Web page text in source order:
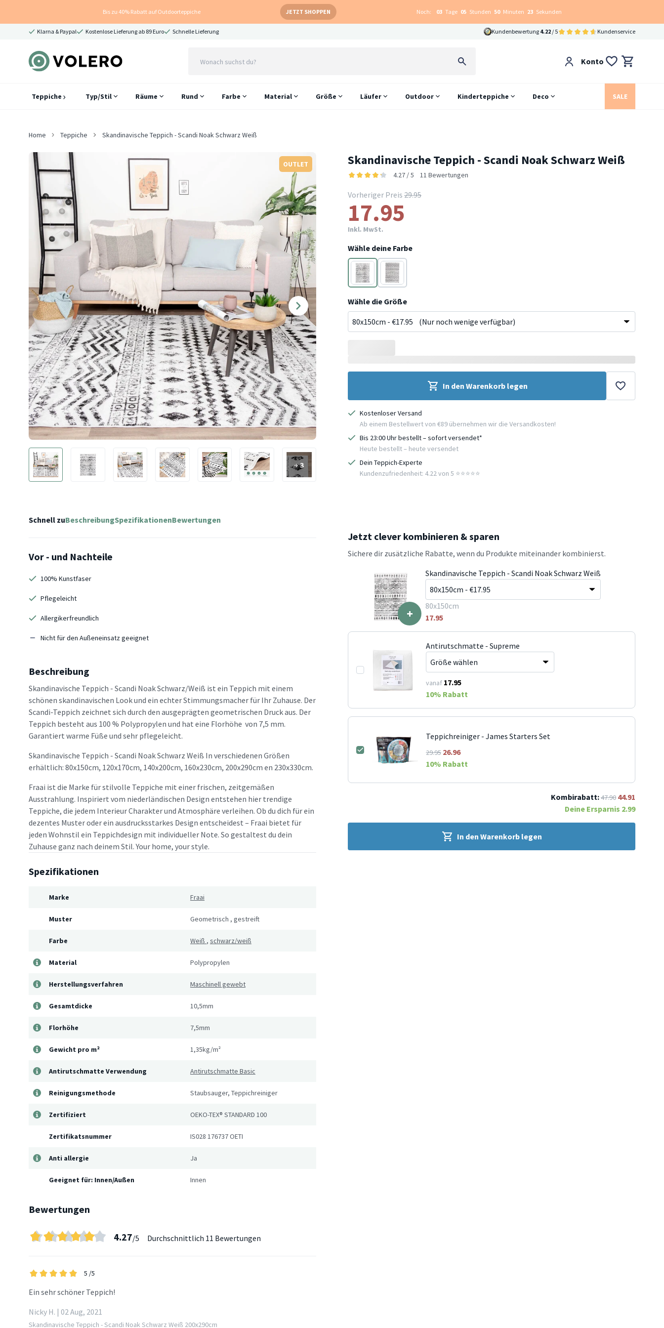
Bis zu 40% Rabatt auf Outdoorteppiche JETZT SHOPPEN Noch: 03 Tage 05 Stunden 50 Minuten 22 Sekunden
Klarna & Paypal Kostenlose Lieferung ab 89 Euro Schnelle Lieferung Kundenbewertung 4.22 / 5 Kundenservice
Konto
Teppiche Typ/Stil Räume Rund Farbe Material Größe Läufer Outdoor Kinderteppiche Deco SALE
Home Teppiche Skandinavische Teppich - Scandi Noak Schwarz Weiß
OUTLET
+ 3
Skandinavische Teppich - Scandi Noak Schwarz Weiß
4.27 / 5 11 Bewertungen
Vorheriger Preis 29.95
17.95
Inkl. MwSt.
Wähle deine Farbe
Schwarz/weißSchwarz/weiß
Wähle die Größe
In den Warenkorb legen
Kostenloser Versand
Ab einem Bestellwert von €89 übernehmen wir die Versandkosten!
Bis 23:00 Uhr bestellt – sofort versendet*
Heute bestellt – heute versendet
Dein Teppich-Experte
Kundenzufriedenheit: 4.22 von 5 ⭐️⭐️⭐️⭐️⭐️
Schnell zuBeschreibungSpezifikationenBewertungen
Vor - und Nachteile
100% Kunstfaser
Pflegeleicht
Allergikerfreundlich
Nicht für den Außeneinsatz geeignet
Beschreibung
Skandinavische Teppich - Scandi Noak Schwarz/Weiß ist ein Teppich mit einem
schönen skandinavischen Look und ein echter Stimmungsmacher für Ihr Zuhause. Der
Scandi-Teppich zeichnet sich durch den ausgeprägten geometrischen Druck aus. Der
Teppich besteht aus 100 % Polypropylen und hat eine Florhöhe von 7,5 mm.
Garantiert warme Füße und sehr pflegeleicht.
Skandinavische Teppich - Scandi Noak Schwarz Weiß In verschiedenen Größen
erhältlich: 80x150cm, 120x170cm, 140x200cm, 160x230cm, 200x290cm en 230x330cm.
Fraai ist die Marke für stilvolle Teppiche mit einer frischen, zeitgemäßen
Ausstrahlung. Inspiriert vom niederländischen Design entstehen hier trendige
Teppiche, die jedem Interieur Charakter und Atmosphäre verleihen. Ob du dich für ein
dezentes Muster oder ein ausdrucksstarkes Design entscheidest – Fraai bietet für
jeden Wohnstil ein Teppichdesign mit individueller Note. So gestaltest du dein
Zuhause ganz nach deinem Stil. Your home, your style.
Spezifikationen
Marke Fraai
Muster Geometrisch , gestreift
Farbe Weiß , schwarz/weiß
Material Polypropylen
Herstellungsverfahren Maschinell gewebt
Gesamtdicke 10,5mm
Florhöhe 7,5mm
Gewicht pro m² 1,35kg/m²
Antirutschmatte Verwendung Antirutschmatte Basic
Reinigungsmethode Staubsauger, Teppichreiniger
Zertifiziert OEKO-TEX® STANDARD 100
Zertifikatsnummer IS028 176737 OETI
Anti allergie Ja
Geeignet für: Innen/Außen Innen
Bewertungen
4.27/5 Durchschnittlich 11 Bewertungen
5 /5
Ein sehr schöner Teppich!
Nicky H. | 02 Aug, 2021
Skandinavische Teppich - Scandi Noak Schwarz Weiß 200x290cm
Jetzt clever kombinieren & sparen
Sichere dir zusätzliche Rabatte, wenn du Produkte miteinander kombinierst.
+
Skandinavische Teppich - Scandi Noak Schwarz Weiß
80x150cm
17.95
Antirutschmatte - Supreme
vanaf 17.95
10% Rabatt
Teppichreiniger - James Starters Set
29.95 26.96
10% Rabatt
Kombirabatt:47.90 44.91
Deine Ersparnis 2.99
In den Warenkorb legen